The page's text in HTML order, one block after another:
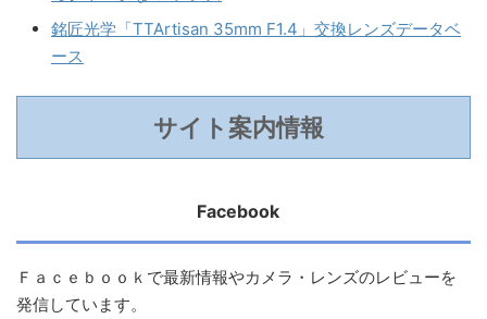
銘匠光学「TTArtisan 35mm F1.4」交換レンズデータベ
ース
サイト案内情報
Facebook
Ｆａｃｅｂｏｏｋで最新情報やカメラ・レンズのレビューを
発信しています。